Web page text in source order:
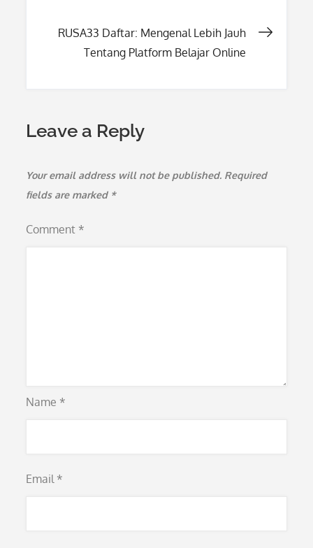
RUSA33 Daftar: Mengenal Lebih Jauh
Tentang Platform Belajar Online
Leave a Reply
Your email address will not be published. Required
fields are marked *
Comment *
Name *
Email *